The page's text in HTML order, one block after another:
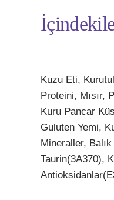
Kuzu Eti,
Proteini, Mısır,
Kuru Pancar
Guluten Yemi,
Mineraller,
Taurin(3A370),